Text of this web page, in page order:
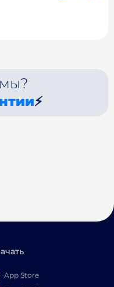
⚡
App Store